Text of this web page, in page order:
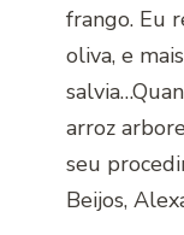
frango. Eu
oliva, e
arroz
seu
Beijos,